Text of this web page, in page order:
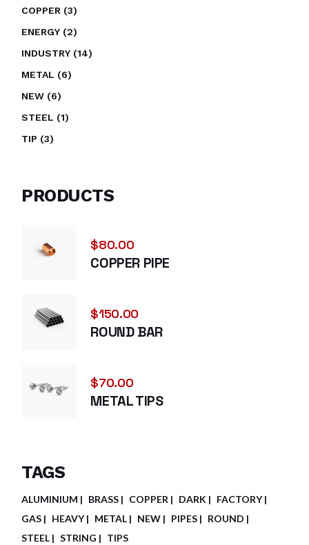
COPPER
3
ENERGY
2
INDUSTRY
14
METAL
6
NEW
6
STEEL
1
TIP
3
PRODUCTS
COPPER PIPE
$80.00
ROUND BAR
$150.00
METAL TIPS
$70.00
TAGS
ALUMINIUM BRASS COPPER DARK
FACTORY
GAS
HEAVY METAL NEW PIPES
ROUND
STEEL
STRING TIPS